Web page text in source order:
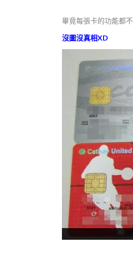
畢竟每張卡的功能都
沒圖沒真相XD